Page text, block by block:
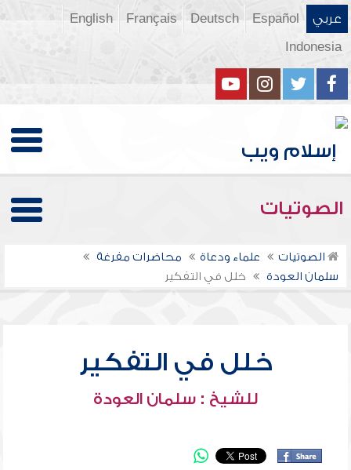
عربي Español
Deutsch
Français
English
Indonesia
الصوتيات
الصوتيات علماء ودعاة
محاضرات مفرغة
سلمان العودة
خلل في التفكير
خلل في التفكير
للشيخ : سلمان العودة